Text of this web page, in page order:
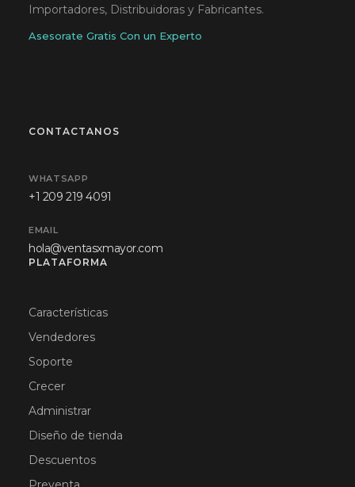
Importadores, Distribuidoras y Fabricantes.
Asesorate Gratis Con un Experto
CONTACTANOS
WHATSAPP
+1 209 219 4091
EMAIL
hola@ventasxmayor.com
PLATAFORMA
Características
Vendedores
Soporte
Crecer
Administrar
Diseño de tienda
Descuentos